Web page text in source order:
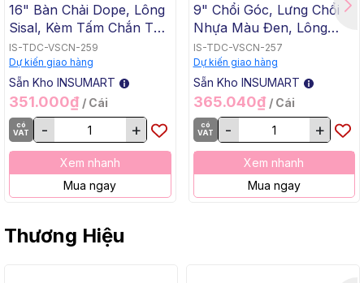
16" Bàn Chải Dope, Lông
Sisal, Kèm Tấm Chắn Tay
Nhựa Màu Vàng InsuX
INXDB01, 12 Cái/Thùng
(16" Dope Brush, Sisal,
C/W Yellow Plastic Hand
Guard)
IS-TDC-VSCN-259
Dự kiến giao hàng
Sẵn Kho INSUMART
351.000₫ / Cái
có
VAT
- +
Xem nhanh
Mua ngay
9" Chổi Góc, Lưng Chổi
Nhựa Màu Đen, Lông
PET Màu Vàng, Kèm Cán
Kim Loại Dài 1m2, InsuX
INXABHY01, 12
Bộ/Thùng (9" Angle
Broom, Black Cap, Yellow
PET, C/W 47" Metal
Handle)
IS-TDC-VSCN-257
Dự kiến giao hàng
Sẵn Kho INSUMART
365.040₫ / Cái
có
VAT
- +
Xem nhanh
Mua ngay
Thương Hiệu